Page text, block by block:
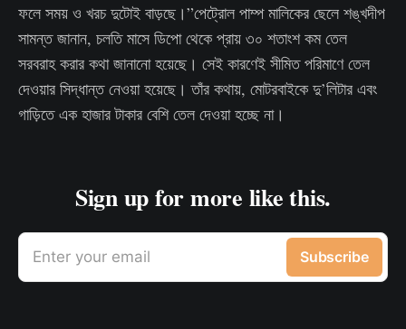
ফলে সময় ও খরচ দুটোই বাড়ছে।”পেট্রোল পাম্প মালিকের ছেলে শঙ্খদীপ
সামন্ত জানান, চলতি মাসে ডিপো থেকে প্রায় ৩০ শতাংশ কম তেল
সরবরাহ করার কথা জানানো হয়েছে। সেই কারণেই সীমিত পরিমাণে তেল
দেওয়ার সিদ্ধান্ত নেওয়া হয়েছে। তাঁর কথায়, মোটরবাইকে দু’লিটার এবং
গাড়িতে এক হাজার টাকার বেশি তেল দেওয়া হচ্ছে না।
Sign up for more like this.
Enter your email Subscribe